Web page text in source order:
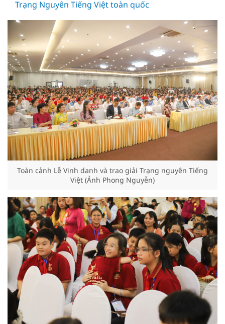
Trạng Nguyên Tiếng Việt toàn quốc
Toàn cảnh Lễ Vinh danh và trao giải Trạng nguyên Tiếng
Việt (Ảnh Phong Nguyễn)